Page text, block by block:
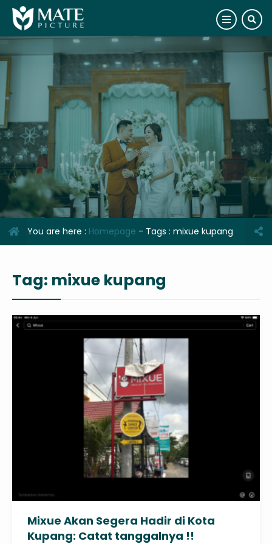
You are here : Homepage - Tags : mixue kupang
Tag: mixue kupang
Mixue Akan Segera Hadir di Kota
Kupang: Catat tanggalnya !!